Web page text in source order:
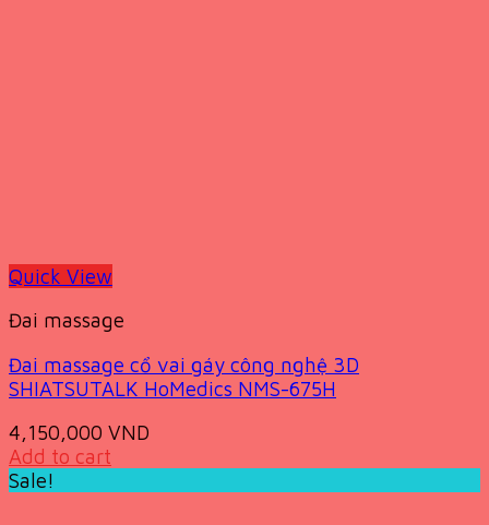
Quick View
Đai massage
Đai massage cổ vai gáy công nghệ 3D
SHIATSUTALK HoMedics NMS-675H
4,150,000 VND
Add to cart
Sale!